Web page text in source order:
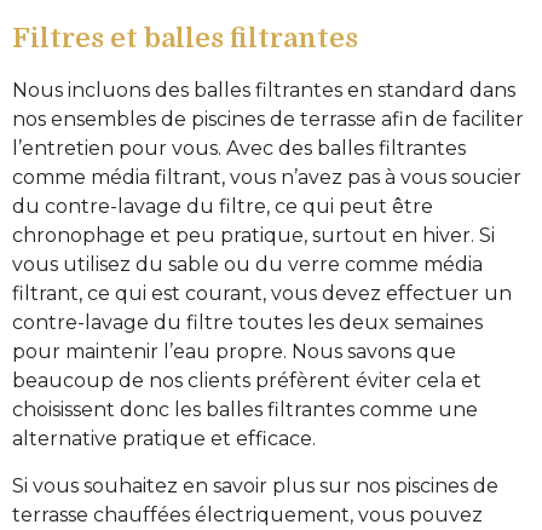
Filtres et balles filtrantes
Nous incluons des balles filtrantes en standard dans
nos ensembles de piscines de terrasse afin de faciliter
l’entretien pour vous. Avec des balles filtrantes
comme média filtrant, vous n’avez pas à vous soucier
du contre-lavage du filtre, ce qui peut être
chronophage et peu pratique, surtout en hiver. Si
vous utilisez du sable ou du verre comme média
filtrant, ce qui est courant, vous devez effectuer un
contre-lavage du filtre toutes les deux semaines
pour maintenir l’eau propre. Nous savons que
beaucoup de nos clients préfèrent éviter cela et
choisissent donc les balles filtrantes comme une
alternative pratique et efficace.
Si vous souhaitez en savoir plus sur nos piscines de
terrasse chauffées électriquement, vous pouvez